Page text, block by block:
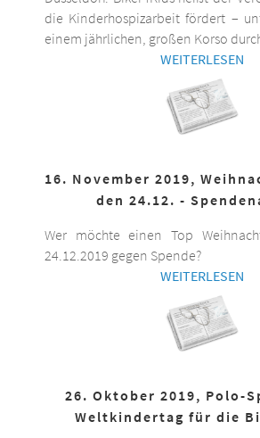
die Kinderhospizarbeit fördert –
einem jährlichen, großen Korso
WEITERLESEN
16. November 2019,
den 24.12. -
Wer möchte einen Top
24.12.2019 gegen Spende?
WEITERLESEN
26. Oktober 2019, Polo-
Weltkindertag für die